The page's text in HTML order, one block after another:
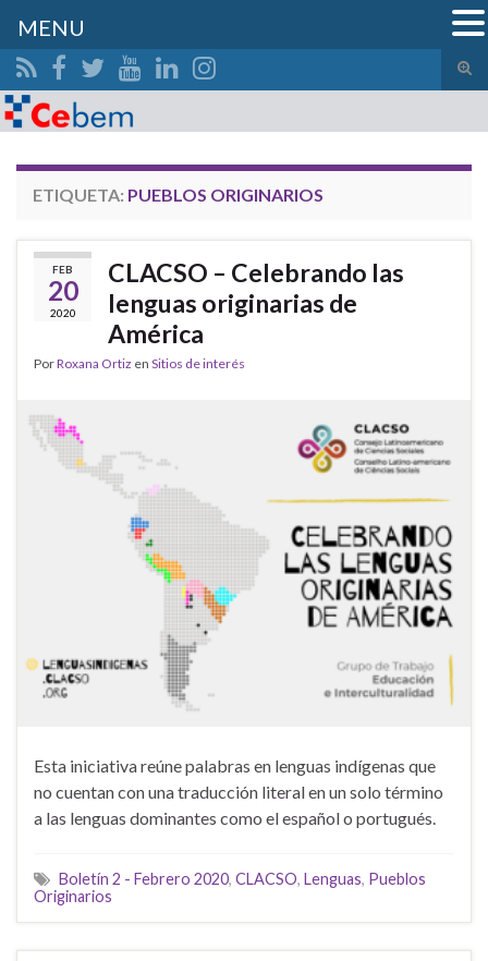
el
Search for:
ETIQUETA: PUEBLOS ORIGINARIOS
FEB
20
2020
CLACSO – Celebrando las
lenguas originarias de
América
PorRoxana Ortiz en Sitios de interés
Esta iniciativa reúne palabras en lenguas indígenas que
no cuentan con una traducción literal en un solo término
a las lenguas dominantes como el español o portugués.
Boletín 2 - Febrero 2020, CLACSO, Lenguas, Pueblos
Originarios
MENU